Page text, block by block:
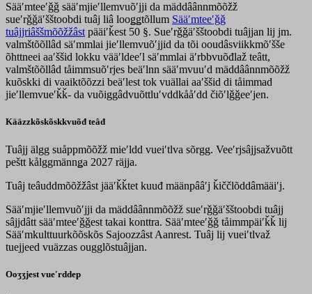
Sääʹmteeʹǧǧ sääʹmjieʹllemvuõʹjji da mäddâânnmõõžž
sueʹrǧǧäʹšštoobdi tuâj liâ looǥǥtõllum Sääʹmteeʹǧǧ
tuâjjriâššmõõžžâst pääiʹǩest 50 §. Sueʹrǧǧäʹšštoobdi tuâjjan lij jm.
valmštõõllâd säʹmmlai jieʹllemvuõʹjjid da tõi ooudâsviikkmõʹšše
õhttneei aaʹššid lokku vääʹldeeʹl säʹmmlai äʹrbbvuõđlaž teâtt,
valmštõõllâd tåimmsuõʹrjes beäʹlnn sääʹmvuuʹd mäddâânnmõõžž
kuõskki di vaaiktõõzzi beäʹlest tok vuällai aaʹššid di tåimmad
jieʹllemvueʹǩǩ- da vuõiggâdvuõttluʹvddkååʹdd čiõʹlǧǧeeʹjen.
Kääzzkõskõskkvuõđ teâđ
Tuâjj älgg suåppmõõžž mieʹldd vueiʹtlva sõrgg. Veeʹrjsâjjsažvuõtt
peštt kålggmännǥa 2027 räjja.
Tuâj teâuddmõõžžâst jääʹǩǩtet kuuđ määnpââʹj ǩiččlõddâmääiʹj.
Sääʹmjieʹllemvuõʹjji da mäddâânnmõõžž sueʹrǧǧäʹšštoobdi tuâjj
sâjjdâtt sääʹmteeʹǧǧest takai konttra. Sääʹmteeʹǧǧ tåimmpäiʹǩǩ lij
Sääʹmkulttuurkõõskõs Sajoozzâst Aanrest. Tuâj lij vueiʹtlvaž
tuejjeed vuäzzas ougglõstuâjjan.
Ooʒʒjest vueʹrddep